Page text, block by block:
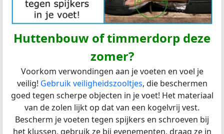
Huttenbouw of timmerdorp deze
zomer?
Voorkom verwondingen aan je voeten en voel je
veilig! Gebruik veiligheidszooltjes, die beschermen
goed tegen scherpe objecten in je voet! Het materiaal
van de zolen lijkt op dat van een kogelvrij vest.
Bescherm je voeten tegen spijkers en schroeven bij
het klussen, gebruik ze bij evenementen, draag ze in